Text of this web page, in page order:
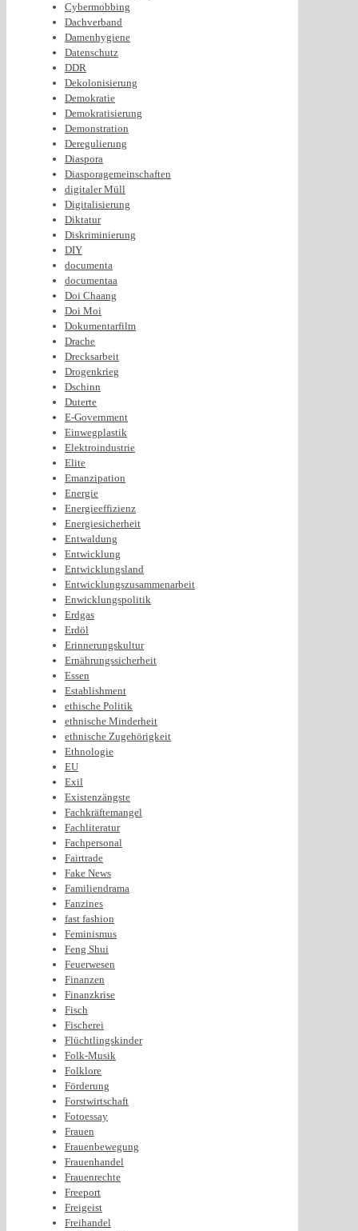
Cybermobbing
Dachverband
Damenhygiene
Datenschutz
DDR
Dekolonisierung
Demokratie
Demokratisierung
Demonstration
Deregulierung
Diaspora
Diasporagemeinschaften
digitaler Müll
Digitalisierung
Diktatur
Diskriminierung
DIY
documenta
documentaa
Doi Chaang
Doi Moi
Dokumentarfilm
Drache
Drecksarbeit
Drogenkrieg
Dschinn
Duterte
E-Government
Einwegplastik
Elektroindustrie
Elite
Emanzipation
Energie
Energieeffizienz
Energiesicherheit
Entwaldung
Entwicklung
Entwicklungsland
Entwicklungszusammenarbeit
Enwicklungspolitik
Erdgas
Erdöl
Erinnerungskultur
Ernährungssicherheit
Essen
Establishment
ethische Politik
ethnische Minderheit
ethnische Zugehörigkeit
Ethnologie
EU
Exil
Existenzängste
Fachkräftemangel
Fachliteratur
Fachpersonal
Fairtrade
Fake News
Familiendrama
Fanzines
fast fashion
Feminismus
Feng Shui
Feuerwesen
Finanzen
Finanzkrise
Fisch
Fischerei
Flüchtlingskinder
Folk-Musik
Folklore
Förderung
Forstwirtschaft
Fotoessay
Frauen
Frauenbewegung
Frauenhandel
Frauenrechte
Freeport
Freigeist
Freihandel